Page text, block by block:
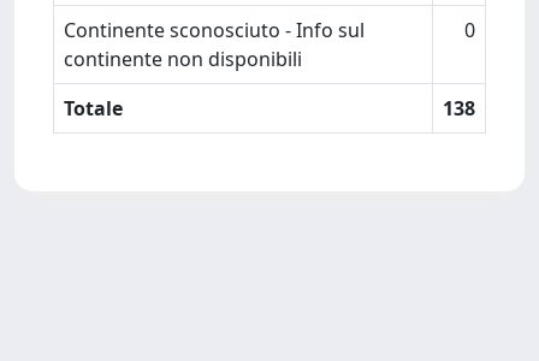
Continente sconosciuto - Info sul
continente non disponibili
0
Totale 138